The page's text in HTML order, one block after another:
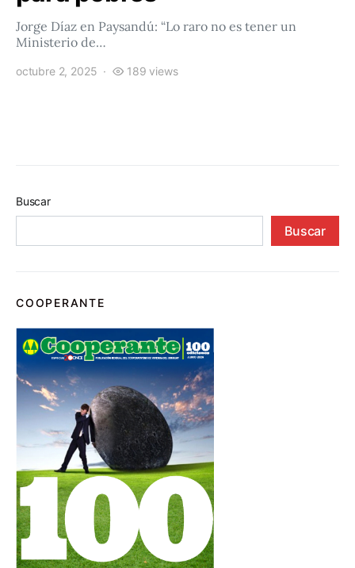
Jorge Díaz en Paysandú: “Lo raro no es tener un
Ministerio de…
octubre 2, 2025 189 views
Buscar
Buscar
COOPERANTE